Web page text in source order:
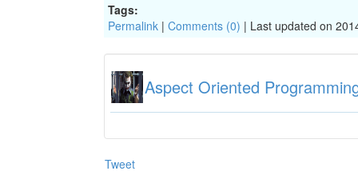
Tags:
Permalink | Comments (0) | Last updated on
Aspect Oriented
Tweet